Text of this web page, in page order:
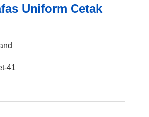
Uniform Cetak
41